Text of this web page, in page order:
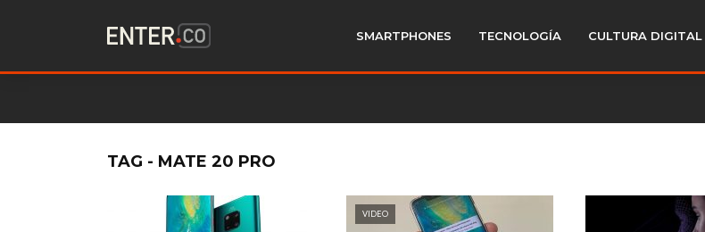
SMARTPHONES TECNOLOGÍA CULTURA DIGITAL
TAG - MATE 20 PRO
VIDEO